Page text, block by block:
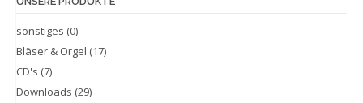
sonstiges (0)
Bläser & Orgel (17)
CD's (7)
Downloads (29)